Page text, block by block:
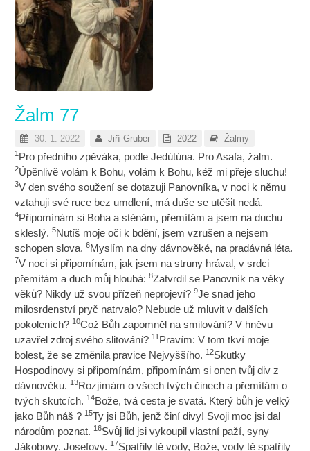
Žalm 77
30. 1. 2022 Jiří Gruber 2022 Žalmy
1 Pro předního zpěváka, podle Jedútúna. Pro Asafa, žalm.
2Úpěnlivě volám k Bohu, volám k Bohu, kéž mi přeje sluchu!
3V den svého soužení se dotazuji Panovníka, v noci k němu
vztahuji své ruce bez umdlení, má duše se utěšit nedá.
4Připomínám si Boha a sténám, přemítám a jsem na duchu
skleslý.5Nutíš moje oči k bdění, jsem vzrušen a nejsem
schopen slova.6Myslím na dny dávnověké, na pradávná léta.
7V noci si připomínám, jak jsem na struny hrával, v srdci
přemítám a duch můj hloubá:8Zatvrdil se Panovník na věky
věků? Nikdy už svou přízeň neprojeví?9Je snad jeho
milosrdenství pryč natrvalo? Nebude už mluvit v dalších
pokoleních?10Což Bůh zapomněl na smilování? V hněvu
uzavřel zdroj svého slitování?11 Pravím: V tom tkví moje
bolest, že se změnila pravice Nejvyššího.12Skutky
Hospodinovy si připomínám, připomínám si onen tvůj div z
dávnověku.13Rozjímám o všech tvých činech a přemítám o
tvých skutcích.14Bože, tvá cesta je svatá. Který bůh je velký
jako Bůh náš ?15Ty jsi Bůh, jenž činí divy! Svoji moc jsi dal
národům poznat.16Svůj lid jsi vykoupil vlastní paží, syny
Jákobovy, Josefovy.17Spatřily tě vody, Bože, vody tě spatřily